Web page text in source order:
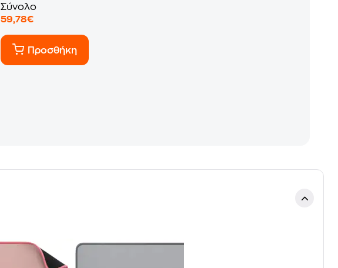
Σύνολο
59,78€
Προσθήκη